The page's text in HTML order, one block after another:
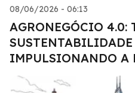
08/06/2026 - 06:13
AGRONEGÓCIO 4.0:
IMPULSIONANDO A